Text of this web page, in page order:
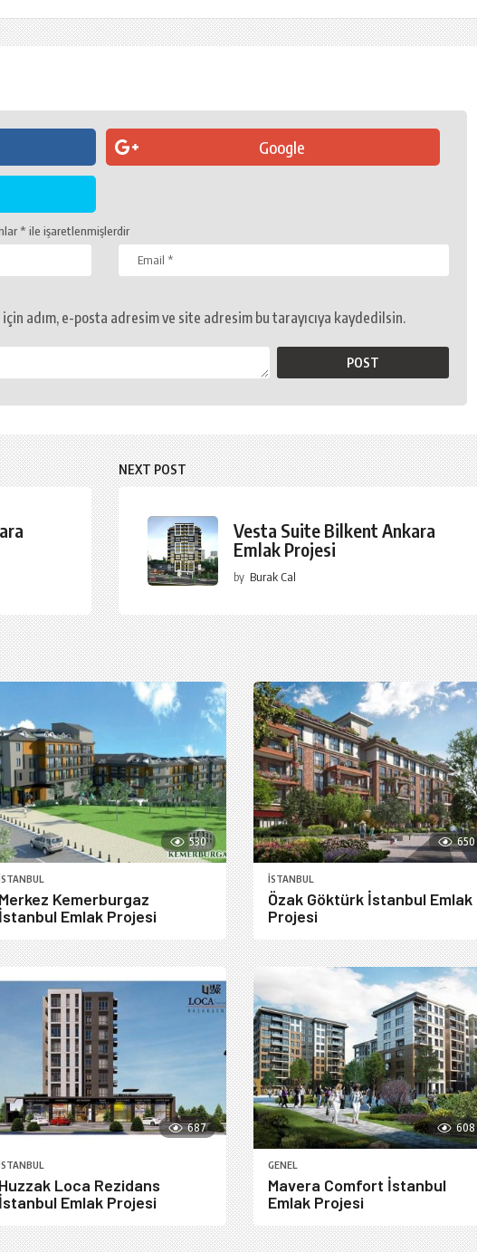
Google
* ile işaretlenmişlerdir
adım, e-posta adresim ve site adresim bu tarayıcıya kaydedilsin.
NEXT POST
Vesta Suite Bilkent Ankara
Emlak Projesi
by Burak Cal
530
Merkez Kemerburgaz
İstanbul Emlak Projesi
650
İSTANBUL
Özak Göktürk İstanbul Emlak
Projesi
687
Huzzak Loca Rezidans
İstanbul Emlak Projesi
608
GENEL
Mavera Comfort İstanbul
Emlak Projesi